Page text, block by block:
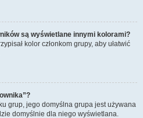
są wyświetlane innymi kolorami?
kolor członkom grupy, aby ułatwić
grup, jego domyślna grupa jest używana
domyślnie dla niego wyświetlana.